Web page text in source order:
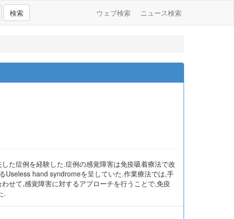
検索 ウェブ検索 ニュース検索
た症例を経験した.症例の感覚障害は免疫吸着療法で改
Useless hand syndromeを呈していた.作業療法では,手
せて,感覚障害に対するアプローチを行うことで,免疫
.